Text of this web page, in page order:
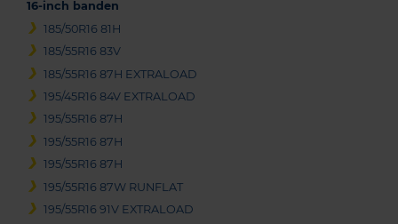
16-inch banden
185/50R16 81H
185/55R16 83V
185/55R16 87H EXTRALOAD
195/45R16 84V EXTRALOAD
195/55R16 87H
195/55R16 87H
195/55R16 87H
195/55R16 87W RUNFLAT
195/55R16 91V EXTRALOAD